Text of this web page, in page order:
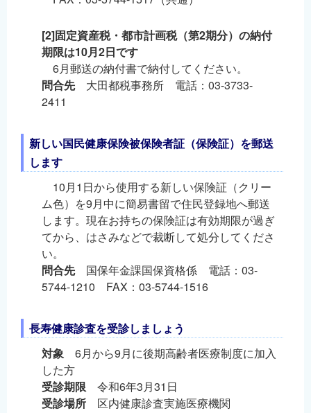
[2]固定資産税・都市計画税（第2期分）の納付
期限は10月2日です
6月郵送の納付書で納付してください。
問合先大田都税事務所 電話：03-3733-
2411
新しい国民健康保険被保険者証（保険証）を郵送
します
10月1日から使用する新しい保険証（クリー
ム色）を9月中に簡易書留で住民登録地へ郵送
します。現在お持ちの保険証は有効期限が過ぎ
てから、はさみなどで裁断して処分してくださ
い。
問合先国保年金課国保資格係 電話：03-
5744-1210 FAX：03-5744-1516
長寿健康診査を受診しましょう
対象 6月から9月に後期高齢者医療制度に加入
した方
受診期限 令和6年3月31日
受診場所 区内健康診査実施医療機関